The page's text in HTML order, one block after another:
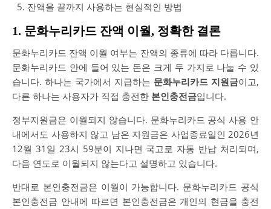
잔액을 끝까지 사용하는 현실적인 방법
1. 문화누리카드 잔액 이월, 정확한 결론
문화누리카드 잔액 이월 여부는 잔액의 종류에 따라 다릅니다.
문화누리카드 안에 들어 있는 돈은 크게 두 가지로 나눌 수 있
습니다. 하나는 국가에서 지급하는 문화누리카드 지원금이고,
다른 하나는 사용자가 직접 충전한 본인충전금입니다.
정부지원금은 이월되지 않습니다. 문화누리카드 공식 사용 안
내에서도 사용하지 않고 남은 지원금은 사업종료일인 2026년
12월 31일 23시 59분이 지나면 국고로 자동 반납 처리되며,
다음 연도로 이월되지 않는다고 설명하고 있습니다.
반대로 본인충전금은 이월이 가능합니다. 문화누리카드 공식
본인충전금 안내에 따르면 본인충전금은 개인의 현금을 충전